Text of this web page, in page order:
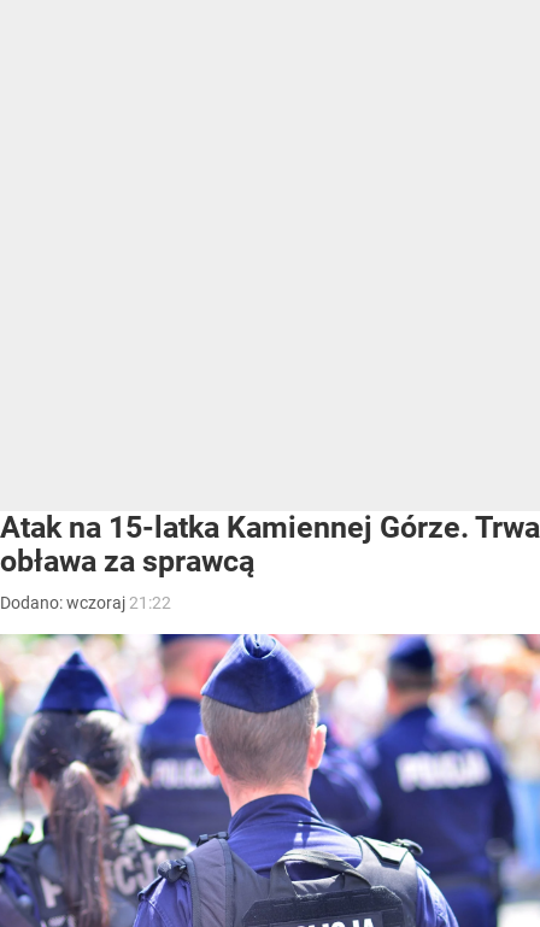
Atak na 15-latka Kamiennej Górze. Trwa
obława za sprawcą
Dodano:wczoraj 21:22